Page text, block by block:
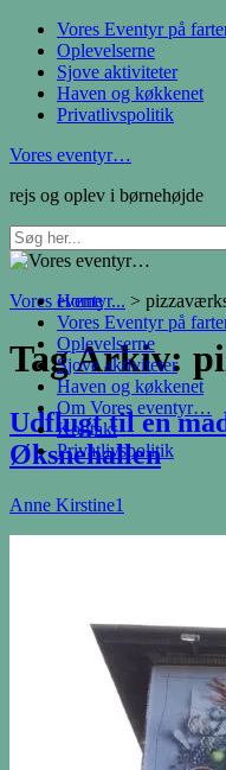
Vores Eventyr på
Oplevelserne
Sjove aktiviteter
Haven og køkkenet
Privatlivspolitik
Vores eventyr…
rejs og oplev i børnehøjde
Home
Vores Eventyr på
Oplevelserne
Sjove aktiviteter
Haven og køkkenet
Om Vores eventyr…
Kontakt
Privatlivspolitik
Vores eventyr... >
Tag Arkiv:
Udflugt til en
Øksnehallen
Anne Kirstine1